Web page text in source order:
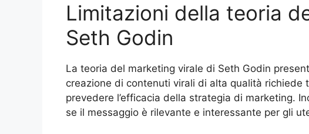
Limitazioni della teoria
Seth Godin
La teoria del marketing virale di Seth Godin
creazione di contenuti virali di alta qualità richiede
prevedere l’efficacia della strategia di marketing.
se il messaggio è rilevante e interessante per gli